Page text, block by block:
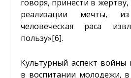
говоря, принести в
реализации мечты,
человеческая раса
пользу»[6].
Культурный аспект
в воспитании молодежи,